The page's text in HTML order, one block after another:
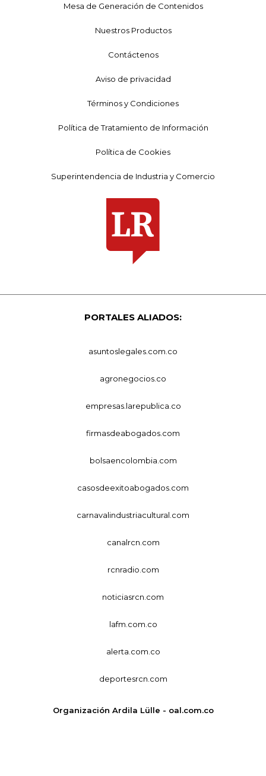
Mesa de Generación de Contenidos
Nuestros Productos
Contáctenos
Aviso de privacidad
Términos y Condiciones
Política de Tratamiento de Información
Política de Cookies
Superintendencia de Industria y Comercio
PORTALES ALIADOS:
asuntoslegales.com.co
agronegocios.co
empresas.larepublica.co
firmasdeabogados.com
bolsaencolombia.com
casosdeexitoabogados.com
carnavalindustriacultural.com
canalrcn.com
rcnradio.com
noticiasrcn.com
lafm.com.co
alerta.com.co
deportesrcn.com
Organización Ardila Lülle - oal.com.co